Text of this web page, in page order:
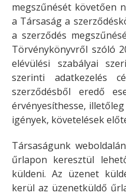
megszűnését követően
a Társaság a
a szerződés
Törvénykönyvről szóló
elévülési szabályai
szerinti adatkezelés
szerződésből eredő
érvényesíthesse,
igények, követelések
Társaságunk
űrlapon keresztül
küldeni. Az üzenet
kerül az üzenetküldő